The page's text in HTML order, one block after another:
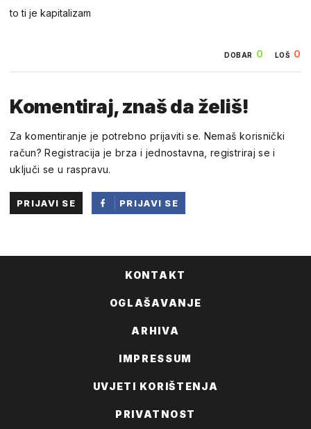
to ti je kapitalizam
DOBAR 0 LOŠ 0
Komentiraj, znaš da želiš!
Za komentiranje je potrebno prijaviti se. Nemaš korisnički
račun? Registracija je brza i jednostavna, registriraj se i
uključi se u raspravu.
PRIJAVI SE
PRIJAVI SE
KONTAKT
OGLAŠAVANJE
ARHIVA
IMPRESSUM
UVJETI KORIŠTENJA
PRIVATNOST